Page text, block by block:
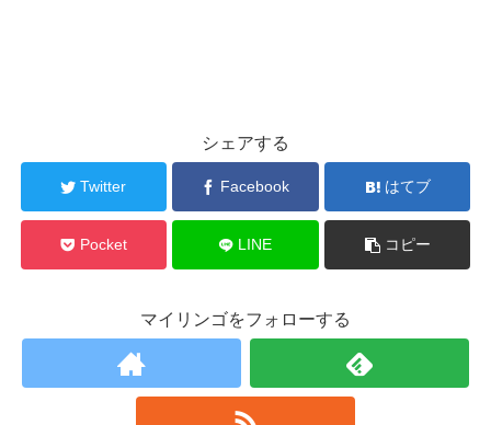
シェアする
Twitter Facebook はてブ
Pocket LINE コピー
マイリンゴをフォローする